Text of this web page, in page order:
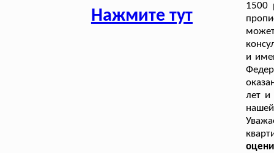
Нажмите тут
1500
и
лет и